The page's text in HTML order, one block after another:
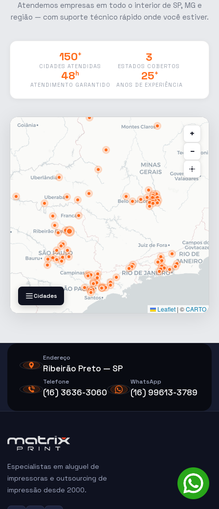
Atendemos empresas em todo o interior de SP, MG e
região — com suporte técnico rápido onde você estiver.
150+
CIDADES ATENDIDAS
3
ESTADOS COBERTOS
48h
ATENDIMENTO GARANTIDO
25+
ANOS DE EXPERIÊNCIA
Leaflet | ©CARTO
+
−
Cidades
Endereço
Ribeirão Preto — SP
Telefone
(16) 3636-3060
WhatsApp
(16) 99613-3789
Especialistas em aluguel de
impressoras e outsourcing de
impressão desde 2000.